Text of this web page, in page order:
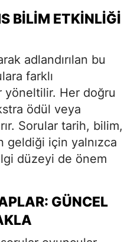
BILIM ETKINLIĞI
adlandırılan bu
farklı
yöneltilir. Her doğru
ödül veya
Sorular tarih, bilim,
geldiği için yalnızca
düzeyi de önem
GÜNCEL